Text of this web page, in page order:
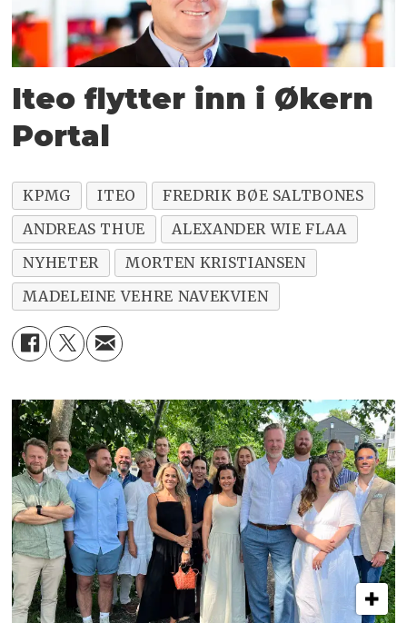
Iteo flytter inn i Økern
Portal
KPMG ITEO
FREDRIK BØE SALTBONES
ANDREAS THUE
ALEXANDER WIE FLAA
NYHETER
MORTEN KRISTIANSEN
MADELEINE VEHRE NAVEKVIEN